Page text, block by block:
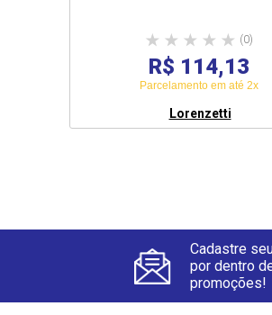
(0)
R$ 114,13
Parcelamento em até 2x
Lorenzetti
Cadastre
por dentro
promoções!